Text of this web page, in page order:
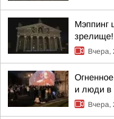
Мэппинг
зрелище!
Вчера,
и люди в
Вчера,